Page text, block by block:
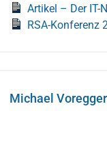
Artikel – Der IT-
RSA-Konferenz
Michael Voregger